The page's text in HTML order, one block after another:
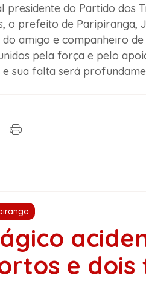
presidente do Partido dos
o prefeito de Paripiranga,
amigo e companheiro
pela força e pelo
e sua falta será
e dois